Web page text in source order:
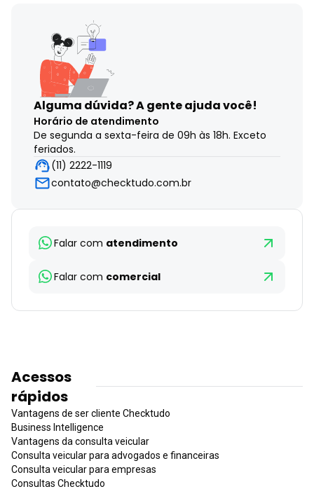
Alguma dúvida?A gente ajuda você!
Horário de atendimento
De segunda a sexta-feira de 09h às 18h. Exceto
feriados.
(11) 2222-1119
contato@checktudo.com.br
Falar com atendimento
Falar com comercial
Acessos
rápidos
Vantagens de ser cliente Checktudo
Business Intelligence
Vantagens da consulta veicular
Consulta veicular para advogados e financeiras
Consulta veicular para empresas
Consultas Checktudo